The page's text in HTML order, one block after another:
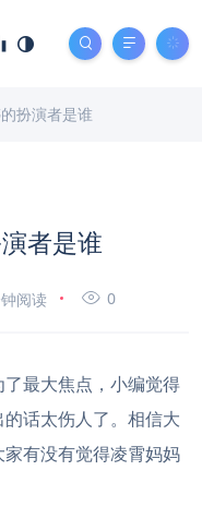
扮演者是谁
者是谁
阅读 0
了最大焦点，小编觉得
话太伤人了。相信大
有没有觉得凌霄妈妈